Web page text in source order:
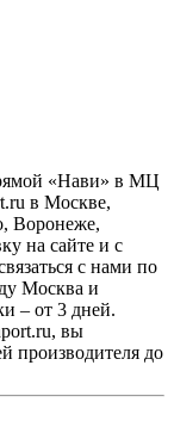
«Нави» в МЦ
в Москве,
Воронеже,
на сайте и с
с нами по
Москва и
– от 3 дней.
вы
производителя до